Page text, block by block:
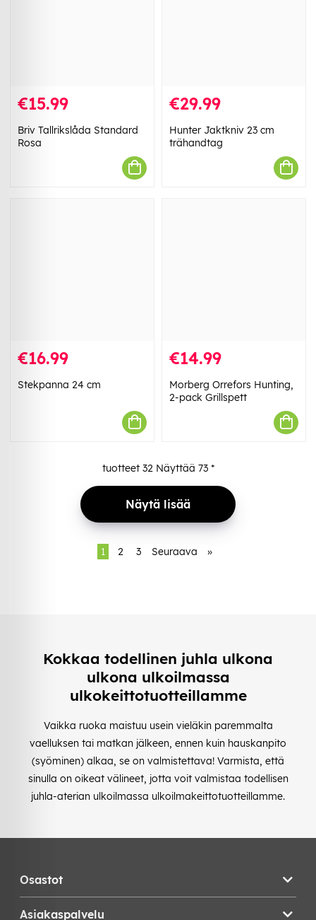
€15.99
Briv Tallrikslåda Standard
Rosa
€29.99
Hunter Jaktkniv 23 cm
trähandtag
€16.99
Stekpanna 24 cm
€14.99
Morberg Orrefors Hunting,
2-pack Grillspett
tuotteet 32Näyttää 73*
Näytä lisää
1 2 3 Seuraava »
Kokkaa todellinen juhla ulkona
ulkona ulkoilmassa
ulkokeittotuotteillamme
Vaikka ruoka maistuu usein vieläkin paremmalta
vaelluksen tai matkan jälkeen, ennen kuin hauskanpito
(syöminen) alkaa, se on valmistettava! Varmista, että
sinulla on oikeat välineet, jotta voit valmistaa todellisen
juhla-aterian ulkoilmassa ulkoilmakeittotuotteillamme.
Osastot
Asiakaspalvelu